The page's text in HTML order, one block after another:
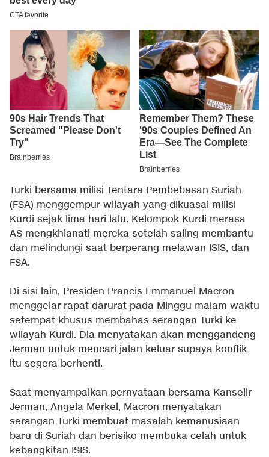
Turki bersama milisi Tentara Pembebasan Suriah
(FSA) menggempur wilayah yang dikuasai milisi
Kurdi sejak lima hari lalu. Kelompok Kurdi merasa
AS mengkhianati mereka setelah saling membantu
dan melindungi saat berperang melawan ISIS, dan
FSA.
Di sisi lain, Presiden Prancis Emmanuel Macron
menggelar rapat darurat pada Minggu malam waktu
setempat khusus membahas serangan Turki ke
wilayah Kurdi. Dia menyatakan akan menggandeng
Jerman untuk mencari jalan keluar supaya konflik
itu segera berhenti.
Saat menyampaikan pernyataan bersama Kanselir
Jerman, Angela Merkel, Macron menyatakan
serangan Turki membuat masalah kemanusiaan
baru di Suriah dan berisiko membuka celah untuk
kebangkitan ISIS.